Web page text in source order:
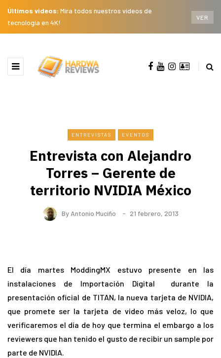
Últimos videos: Mira todos nuestros videos de
tecnología en 4K!
VER
ENTREVISTAS EVENTOS
Entrevista con Alejandro
Torres – Gerente de
territorio NVIDIA México
By Antonio Muciño 21 febrero, 2013
El día martes ModdingMX estuvo presente en las
instalaciones de Importación Digital durante la
presentación oficial de TITAN, la nueva tarjeta de NVIDIA,
que promete ser la tarjeta de video más veloz, lo que
verificaremos el día de hoy que termina el embargo a los
reviewers que han tenido el gusto de recibir un sample por
parte de NVIDIA.